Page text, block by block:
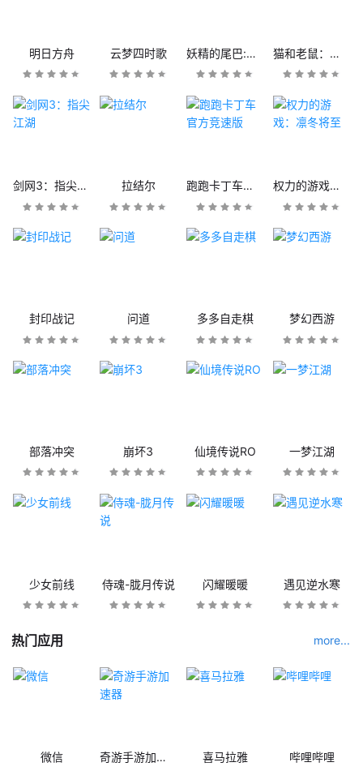
明日方舟 云梦四时歌 妖精的尾巴:魔导少年 猫和老鼠：欢乐互动
剑网3：指尖江湖 拉结尔 跑跑卡丁车官方竞速版 权力的游戏：凛冬将至
封印战记 问道 多多自走棋 梦幻西游
部落冲突 崩坏3 仙境传说RO 一梦江湖
少女前线 侍魂-胧月传说 闪耀暖暖 遇见逆水寒
热门应用 more...
微信 奇游手游加速器 喜马拉雅 哔哩哔哩